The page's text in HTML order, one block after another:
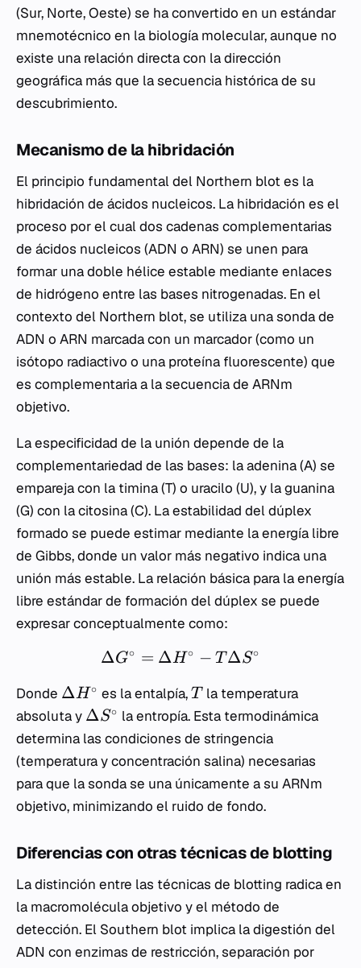
(Sur, Norte, Oeste) se ha convertido en un estándar
mnemotécnico en la biología molecular, aunque no
existe una relación directa con la dirección
geográfica más que la secuencia histórica de su
descubrimiento.
Mecanismo de la hibridación
El principio fundamental del Northern blot es la
hibridación de ácidos nucleicos. La hibridación es el
proceso por el cual dos cadenas complementarias
de ácidos nucleicos (ADN o ARN) se unen para
formar una doble hélice estable mediante enlaces
de hidrógeno entre las bases nitrogenadas. En el
contexto del Northern blot, se utiliza una sonda de
ADN o ARN marcada con un marcador (como un
isótopo radiactivo o una proteína fluorescente) que
es complementaria a la secuencia de ARNm
objetivo.
La especificidad de la unión depende de la
complementariedad de las bases: la adenina (A) se
empareja con la timina (T) o uracilo (U), y la guanina
(G) con la citosina (C). La estabilidad del dúplex
formado se puede estimar mediante la energía libre
de Gibbs, donde un valor más negativo indica una
unión más estable. La relación básica para la energía
libre estándar de formación del dúplex se puede
expresar conceptualmente como:
ΔG∘ = ΔH∘ − T ΔS∘
Donde ΔH∘ es la entalpía, T la temperatura
absoluta y ΔS∘ la entropía. Esta termodinámica
determina las condiciones de stringencia
(temperatura y concentración salina) necesarias
para que la sonda se una únicamente a su ARNm
objetivo, minimizando el ruido de fondo.
Diferencias con otras técnicas de blotting
La distinción entre las técnicas de blotting radica en
la macromolécula objetivo y el método de
detección. El Southern blot implica la digestión del
ADN con enzimas de restricción, separación por